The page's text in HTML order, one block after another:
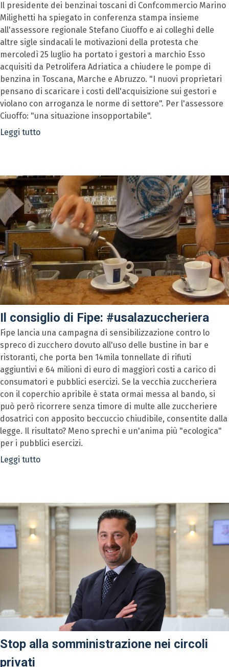
Il presidente dei benzinai toscani di Confcommercio Marino
Milighetti ha spiegato in conferenza stampa insieme
all'assessore regionale Stefano Ciuoffo e ai colleghi delle
altre sigle sindacali le motivazioni della protesta che
mercoledì 25 luglio ha portato i gestori a marchio Esso
acquisiti da Petrolifera Adriatica a chiudere le pompe di
benzina in Toscana, Marche e Abruzzo. "I nuovi proprietari
pensano di scaricare i costi dell'acquisizione sui gestori e
violano con arroganza le norme di settore". Per l'assessore
Ciuoffo: "una situazione insopportabile".
Leggi tutto
Il consiglio di Fipe: #usalazuccheriera
Fipe lancia una campagna di sensibilizzazione contro lo
spreco di zucchero dovuto all'uso delle bustine in bar e
ristoranti, che porta ben 14mila tonnellate di rifiuti
aggiuntivi e 64 milioni di euro di maggiori costi a carico di
consumatori e pubblici esercizi. Se la vecchia zuccheriera
con il coperchio apribile è stata ormai messa al bando, si
può però ricorrere senza timore di multe alle zuccheriere
dosatrici con apposito beccuccio chiudibile, consentite dalla
legge. Il risultato? Meno sprechi e un'anima più "ecologica"
per i pubblici esercizi.
Leggi tutto
Stop alla somministrazione nei circoli
privati